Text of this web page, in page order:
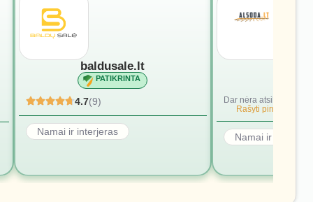
baldusale.lt
PATIKRINTA
4.7(9)
Namai ir interjeras
Dar nėra atsiliepimų.
Rašyti pirmąjį.
Namai ir